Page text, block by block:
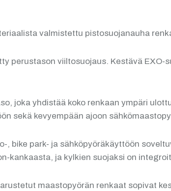
valmistettu pistosuojanauha
perustason viiltosuojaus. Kestävä
joka yhdistää koko renkaan ympäri
sekä kevyempään ajoon
, bike park- ja sähköpyöräkäyttöön
kankaasta, ja kylkien suojaksi on
maastopyörän renkaat sopivat